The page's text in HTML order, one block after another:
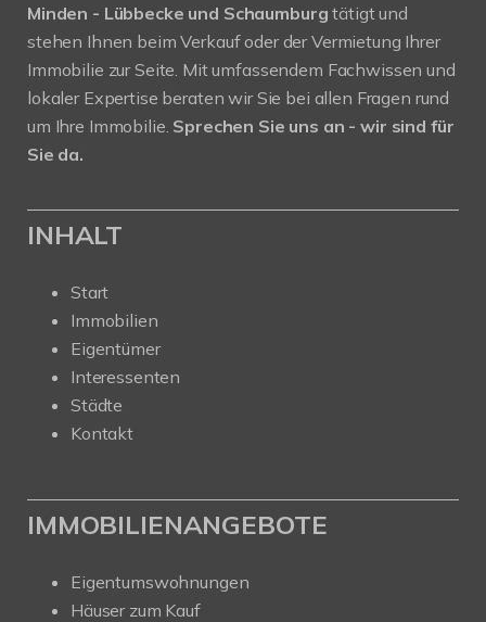
Minden - Lübbecke und Schaumburgtätigt und
stehen Ihnen beim Verkauf oder der Vermietung Ihrer
Immobilie zur Seite. Mit umfassendem Fachwissen und
lokaler Expertise beraten wir Sie bei allen Fragen rund
um Ihre Immobilie. Sprechen Sie uns an - wir sind für
Sie da.
INHALT
Start
Immobilien
Eigentümer
Interessenten
Städte
Kontakt
IMMOBILIENANGEBOTE
Eigentumswohnungen
Häuser zum Kauf